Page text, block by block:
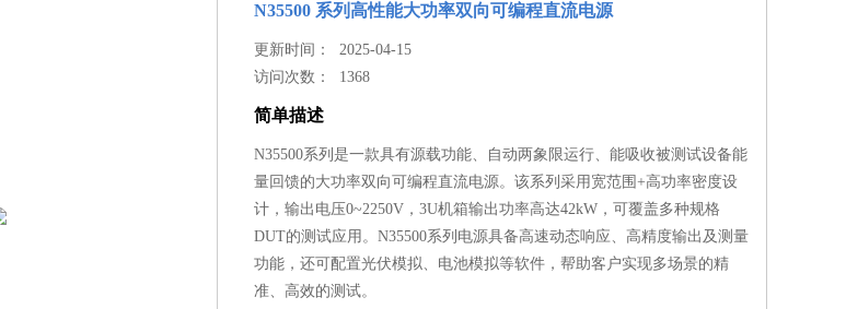
N35500 系列高性能大功率双向可编程直流电源
更新时间： 2025-04-15
访问次数： 1368
简单描述
N35500系列是一款具有源载功能、自动两象限运行、能吸收被测试设备能
量回馈的大功率双向可编程直流电源。该系列采用宽范围+高功率密度设
计，输出电压0~2250V，3U机箱输出功率高达42kW，可覆盖多种规格
DUT的测试应用。N35500系列电源具备高速动态响应、高精度输出及测量
功能，还可配置光伏模拟、电池模拟等软件，帮助客户实现多场景的精
准、高效的测试。